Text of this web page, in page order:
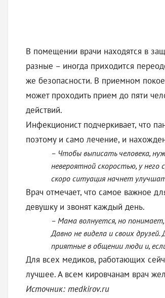
В помещении врачи находятся в
разные – иногда приходится
же безопасности. В приемном
может проходить прием до пяти
действий.
Инфекционист подчеркивает, что
поэтому и само лечение, и
– Чтобы выписать человека,
невероятной скоростью, у него
скоро ситуация начнет
Врач отмечает, что самое важное
девушку и звонят каждый день.
– Мама волнуется, но
Давно не видела и своих
приятные в общении люди и,
Для всех медиков, работающих
лучшее. А всем кировчанам врач
Источник: medkirov.ru